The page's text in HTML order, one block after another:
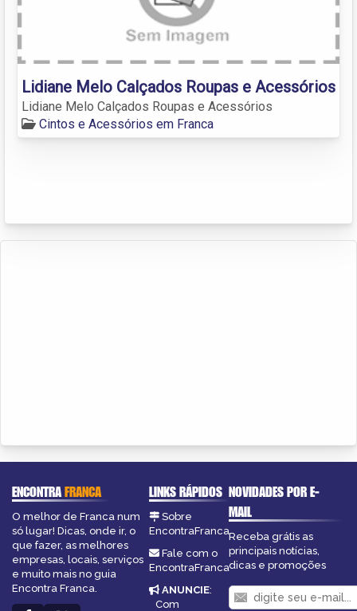
Lidiane Melo Calçados Roupas e Acessórios
Lidiane Melo Calçados Roupas e Acessórios
Cintos e Acessórios em Franca
ENCONTRAFRANCA
O melhor de Franca num
só lugar! Dicas, onde ir, o
que fazer, as melhores
empresas, locais, serviços
e muito mais no guia
Encontra Franca.
LINKS RÁPIDOS
Sobre
EncontraFranca
Fale com o
EncontraFranca
ANUNCIE:
Com
NOVIDADES POR E-
MAIL
Receba grátis as
principais notícias,
dicas e promoções